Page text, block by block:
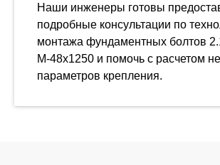
Наши инженеры готовы
подробные консультации по
монтажа фундаментных болтов
М-48х1250 и помочь с расчетом
параметров крепления.